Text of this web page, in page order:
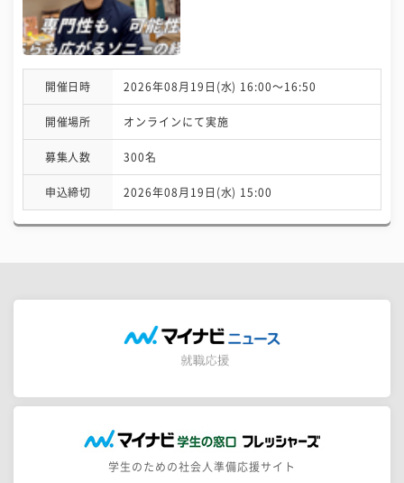
開催日時 2026年08月19日(水) 16:00〜16:50
開催場所 オンラインにて実施
募集人数 300名
申込締切 2026年08月19日(水) 15:00
学生のための社会人準備応援サイト